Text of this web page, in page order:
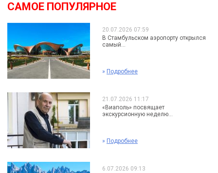
САМОЕ ПОПУЛЯРНОЕ
20.07.2026 07:59
В Стамбульском аэропорту открылся
самый...
» Подробнее
21.07.2026 11:17
«Виаполь» посвящает
экскурсионную неделю...
» Подробнее
6.07.2026 09:13